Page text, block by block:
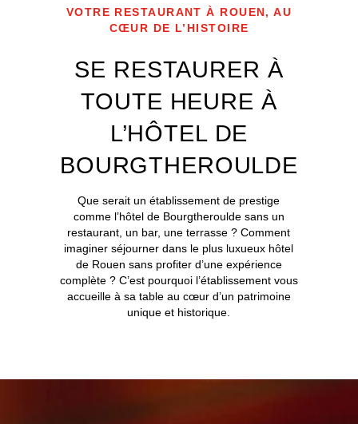
VOTRE RESTAURANT À ROUEN, AU
CŒUR DE L’HISTOIRE
SE RESTAURER À
TOUTE HEURE À
L’HÔTEL DE
BOURGTHEROULDE
Que serait un établissement de prestige
comme l’hôtel de Bourgtheroulde sans un
restaurant, un bar, une terrasse ? Comment
imaginer séjourner dans le plus luxueux hôtel
de Rouen sans profiter d’une expérience
complète ? C’est pourquoi l’établissement vous
accueille à sa table au cœur d’un patrimoine
unique et historique.